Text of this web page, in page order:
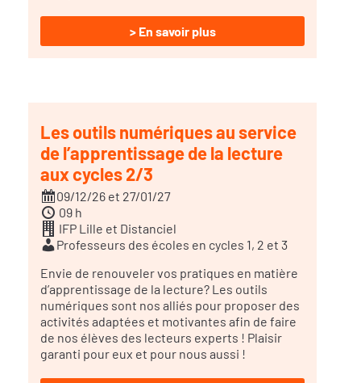
> En savoir plus
Les outils numériques au service
de l’apprentissage de la lecture
aux cycles 2/3
09/12/26 et 27/01/27
09 h
IFP Lille et Distanciel
Professeurs des écoles en cycles 1, 2 et 3
Envie de renouveler vos pratiques en matière
d’apprentissage de la lecture? Les outils
numériques sont nos alliés pour proposer des
activités adaptées et motivantes afin de faire
de nos élèves des lecteurs experts ! Plaisir
garanti pour eux et pour nous aussi !